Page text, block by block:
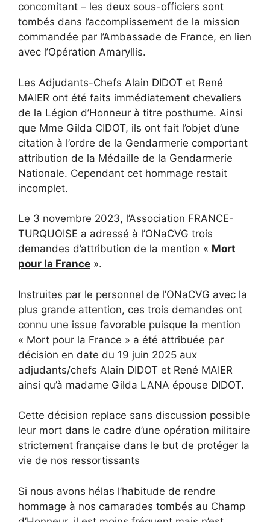
concomitant – les deux sous-officiers sont
tombés dans l’accomplissement de la mission
commandée par l’Ambassade de France, en lien
avec l’Opération Amaryllis.
Les Adjudants-Chefs Alain DIDOT et René
MAIER ont été faits immédiatement chevaliers
de la Légion d’Honneur à titre posthume. Ainsi
que Mme Gilda CIDOT, ils ont fait l’objet d’une
citation à l’ordre de la Gendarmerie comportant
attribution de la Médaille de la Gendarmerie
Nationale. Cependant cet hommage restait
incomplet.
Le 3 novembre 2023, l’Association FRANCE-
TURQUOISE a adressé à l’ONaCVG trois
demandes d’attribution de la mention « Mort
pour la France ».
Instruites par le personnel de l’ONaCVG avec la
plus grande attention, ces trois demandes ont
connu une issue favorable puisque la mention
« Mort pour la France » a été attribuée par
décision en date du 19 juin 2025 aux
adjudants/chefs Alain DIDOT et René MAIER
ainsi qu’à madame Gilda LANA épouse DIDOT.
Cette décision replace sans discussion possible
leur mort dans le cadre d’une opération militaire
strictement française dans le but de protéger la
vie de nos ressortissants
Si nous avons hélas l’habitude de rendre
hommage à nos camarades tombés au Champ